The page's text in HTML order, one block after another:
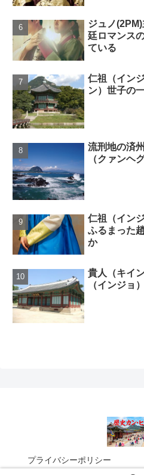
ジュノ
廷ロマンス
ている
仁祖（イン
ン）世子の
流刑地の済
（クァンヘ
仁祖（イン
ふるまった
か
貴人（キイ
（インジョ
プライバシーポリシー